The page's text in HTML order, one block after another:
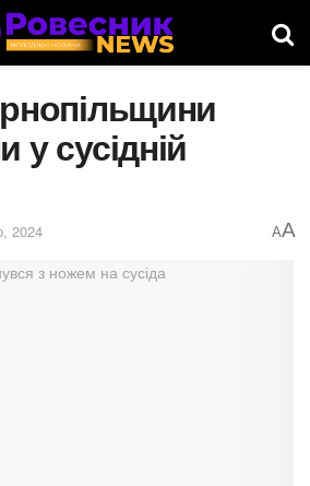
у сусідній
2024 AA